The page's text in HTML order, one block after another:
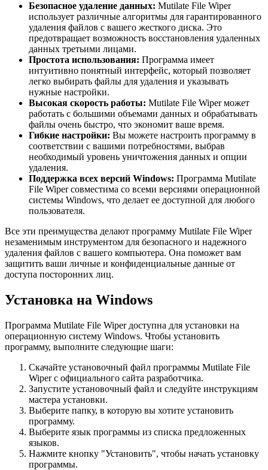
Безопасное удаление данных: Mutilate File Wiper
использует различные алгоритмы для гарантированного
удаления файлов с вашего жесткого диска. Это
предотвращает возможность восстановления удаленных
данных третьими лицами.
Простота использования: Программа имеет
интуитивно понятный интерфейс, который позволяет
легко выбирать файлы для удаления и указывать
нужные настройки.
Высокая скорость работы: Mutilate File Wiper может
работать с большими объемами данных и обрабатывать
файлы очень быстро, что экономит ваше время.
Гибкие настройки: Вы можете настроить программу в
соответствии с вашими потребностями, выбрав
необходимый уровень уничтожения данных и опции
удаления.
Поддержка всех версий Windows: Программа Mutilate
File Wiper совместима со всеми версиями операционной
системы Windows, что делает ее доступной для любого
пользователя.
Все эти преимущества делают программу Mutilate File Wiper
незаменимым инструментом для безопасного и надежного
удаления файлов с вашего компьютера. Она поможет вам
защитить ваши личные и конфиденциальные данные от
доступа посторонних лиц.
Установка на Windows
Программа Mutilate File Wiper доступна для установки на
операционную систему Windows. Чтобы установить
программу, выполните следующие шаги:
Скачайте установочный файл программы Mutilate File
Wiper с официального сайта разработчика.
Запустите установочный файл и следуйте инструкциям
мастера установки.
Выберите папку, в которую вы хотите установить
программу.
Выберите язык программы из списка предложенных
языков.
Нажмите кнопку "Установить", чтобы начать установку
программы.